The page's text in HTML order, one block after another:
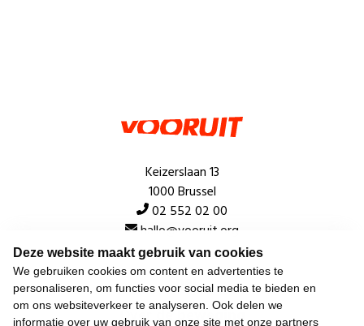
Deze website maakt gebruik van cookies
We gebruiken cookies om content en advertenties te
personaliseren, om functies voor social media te bieden en
om ons websiteverkeer te analyseren. Ook delen we
informatie over uw gebruik van onze site met onze partners
Keizerslaan 13
1000 Brussel
02 552 02 00
hallo@vooruit.org
Snel
Over de beweging